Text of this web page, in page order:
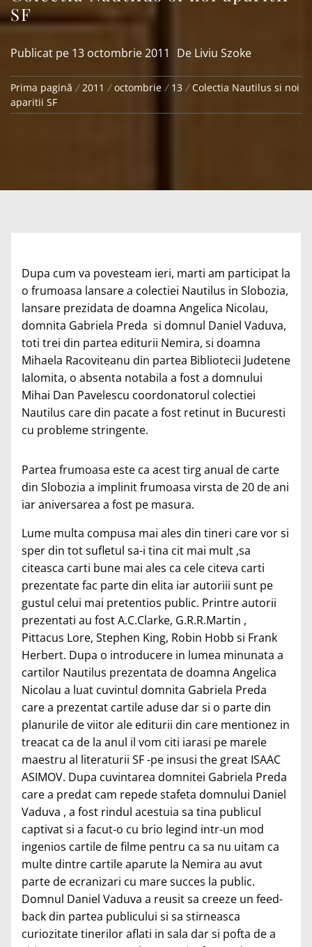
SF
Publicat pe 13 octombrie 2011 De Liviu Szoke
Prima pagină 2011 octombrie 13
Colectia Nautilus si noi
aparitii SF
Dupa cum va povesteam ieri, marti am participat la
o frumoasa lansare a colectiei Nautilus in Slobozia,
lansare prezidata de doamna Angelica Nicolau,
domnita Gabriela Preda si domnul Daniel Vaduva,
toti trei din partea editurii Nemira, si doamna
Mihaela Racoviteanu din partea Bibliotecii Judetene
Ialomita, o absenta notabila a fost a domnului
Mihai Dan Pavelescu coordonatorul colectiei
Nautilus care din pacate a fost retinut in Bucuresti
cu probleme stringente.
Partea frumoasa este ca acest tirg anual de carte
din Slobozia a implinit frumoasa virsta de 20 de ani
iar aniversarea a fost pe masura.
Lume multa compusa mai ales din tineri care vor si
sper din tot sufletul sa-i tina cit mai mult ,sa
citeasca carti bune mai ales ca cele citeva carti
prezentate fac parte din elita iar autoriii sunt pe
gustul celui mai pretentios public. Printre autorii
prezentati au fost A.C.Clarke, G.R.R.Martin ,
Pittacus Lore, Stephen King, Robin Hobb si Frank
Herbert. Dupa o introducere in lumea minunata a
cartilor Nautilus prezentata de doamna Angelica
Nicolau a luat cuvintul domnita Gabriela Preda
care a prezentat cartile aduse dar si o parte din
planurile de viitor ale editurii din care mentionez in
treacat ca de la anul il vom citi iarasi pe marele
maestru al literaturii SF -pe insusi the great ISAAC
ASIMOV. Dupa cuvintarea domnitei Gabriela Preda
care a predat cam repede stafeta domnului Daniel
Vaduva , a fost rindul acestuia sa tina publicul
captivat si a facut-o cu brio legind intr-un mod
ingenios cartile de filme pentru ca sa nu uitam ca
multe dintre cartile aparute la Nemira au avut
parte de ecranizari cu mare succes la public.
Domnul Daniel Vaduva a reusit sa creeze un feed-
back din partea publicului si sa stirneasca
curiozitate tinerilor aflati in sala dar si pofta de a